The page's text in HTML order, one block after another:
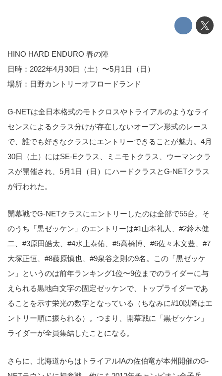
HINO HARD ENDURO 春の陣
日時：2022年4月30日（土）〜5月1日（日）
場所：日野カントリーオフロードランド
G-NETは全日本格式のモトクロスやトライアルのようなライ
センスによるクラス分けが存在しないオープン形式のレース
で、誰でも好きなクラスにエントリーできることが魅力。4月
30日（土）にはSE-Eクラス、ミニモトクラス、ウーマンクラ
スが開催され、5月1日（日）にハードクラスとG-NETクラス
が行われた。
開幕戦でG-NETクラスにエントリーしたのは全部で55台。そ
のうち「黒ゼッケン」のエントリーは#1山本礼人、#2鈴木健
二、#3原田皓太、#4水上泰佑、#5高橋博、#6佐々木文豊、#7
大塚正恒、#8藤原慎也、#9泉谷之則の9名。この「黒ゼッケ
ン」というのは前年ランキング1位〜9位までのライダーに与
えられる黒地白文字の固定ゼッケンで、トップライダーであ
ることを示す栄光の数字となっている（ちなみに#10以降はエ
ントリー順に振られる）。つまり、開幕戦に「黒ゼッケン」
ライダーが全員集結したことになる。
さらに、北海道からはトライアルIAの佐伯竜が本州開催のG-